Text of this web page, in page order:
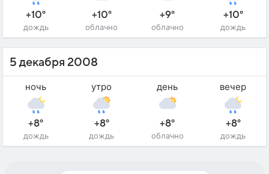
+10°
дождь
+10°
облачно
+9°
облачно
+10°
дождь
5 декабря 2008
ночь
+8°
дождь
утро
+8°
дождь
день
+8°
облачно
вечер
+8°
дождь